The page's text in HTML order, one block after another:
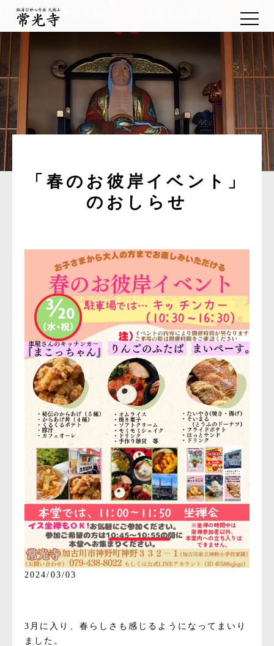
「春のお彼岸イベント」
のおしらせ
2024/03/03
3月に入り、春らしさも感じるようになってまいり
ました。